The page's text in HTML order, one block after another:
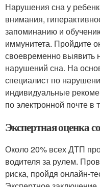
Нарушения сна у
внимания,
запоминанию и
иммунитета. Пройдите
своевременно выявить
нарушений сна. На
специалист по
индивидуальные
по электронной почте в
Экспертная оценка
Около 20% всех ДТП
водителя за рулем.
риска, пройдя онлайн-